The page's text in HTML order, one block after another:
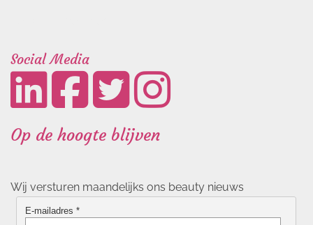
Social Media
Op de hoogte blijven
Wij versturen maandelijks ons beauty nieuws